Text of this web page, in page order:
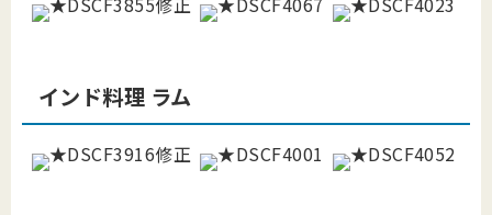
インド料理 ラム